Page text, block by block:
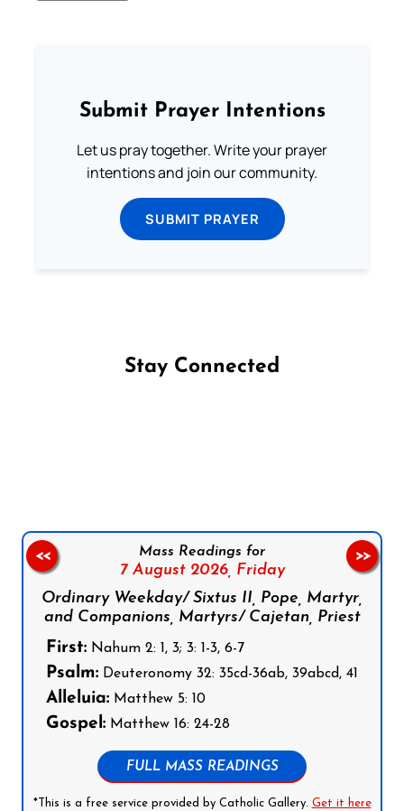
Submit Prayer Intentions
Let us pray together. Write your prayer
intentions and join our community.
SUBMIT PRAYER
Stay Connected
Mass Readings for
7 August 2026, Friday
Ordinary Weekday/ Sixtus II, Pope, Martyr,
and Companions, Martyrs/ Cajetan, Priest
First: Nahum 2: 1, 3; 3: 1-3, 6-7
Psalm: Deuteronomy 32: 35cd-36ab, 39abcd, 41
Alleluia: Matthew 5: 10
Gospel: Matthew 16: 24-28
FULL MASS READINGS
*This is a free service provided by Catholic Gallery. Get it here
<< >>